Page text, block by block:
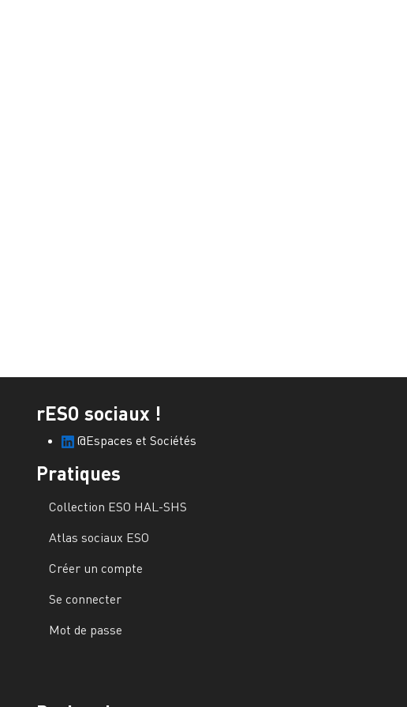
rESO sociaux !
@Espaces et Sociétés
Pratiques
Collection ESO HAL-SHS
Atlas sociaux ESO
Créer un compte
Se connecter
Mot de passe